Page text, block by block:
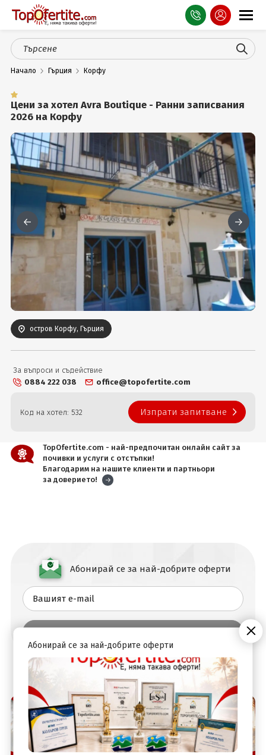
Оферти
СПА
Планина
Чужбина
Празници
Турция
Гърция
Услуги
Вход
Начало Гърция Корфу
Цени за хотел Avra Boutique - Ранни записвания
2026 на Корфу
остров Корфу, Гърция
За въпроси и съдействие
0884 222 038
office@topofertite.com
Код на хотел: 532 Изпрати запитване
TopOfertite.com - най-предпочитан онлайн сайт за
почивки и услуги с отстъпки!
Благодарим на нашите клиенти и партньори
за доверието!
Абонирай се за най-добрите оферти
Абонирай се за най-добрите оферти